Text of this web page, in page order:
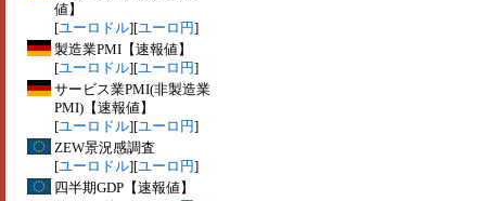
値】
[ユーロドル][ユーロ円]
製造業PMI【速報値】
[ユーロドル][ユーロ円]
サービス業PMI(非製造業
PMI)【速報値】
[ユーロドル][ユーロ円]
ZEW景況感調査
[ユーロドル][ユーロ円]
四半期GDP【速報値】